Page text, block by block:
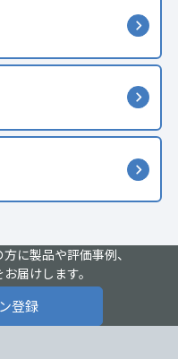
に製品や評価事例、
届けします。
登録